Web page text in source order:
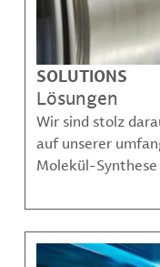
SOLUTIONS
Lösungen
Wir sind stolz
auf unserer
Molekül-
komplexe